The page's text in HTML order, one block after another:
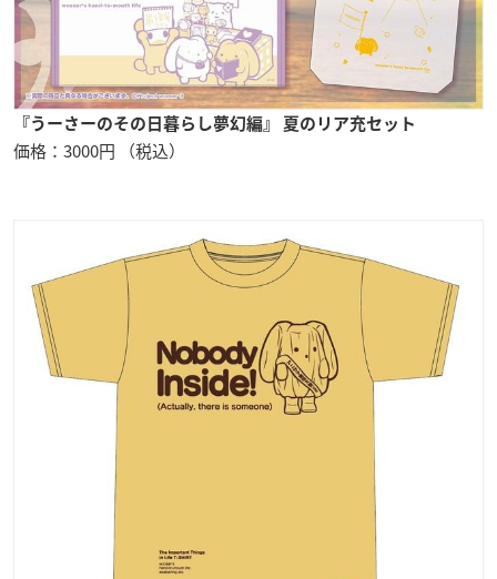
『うーさーのその日暮らし夢幻編』 夏のリア充セット
価格：3000円 （税込）